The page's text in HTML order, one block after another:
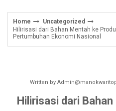
Home
Uncategorized
Hilirisasi dari Bahan Mentah ke
Pertumbuhan Ekonomi Nasional
Written by
Hilirisasi dari